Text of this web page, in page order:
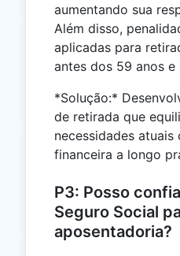
aumentando sua
Além disso,
aplicadas para
antes dos 59 anos e
*Solução:*
de retirada que
necessidades atuais
financeira a longo
P3: Posso
Seguro Social
aposentadoria?